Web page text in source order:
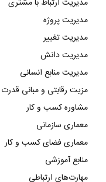
مدیریت ارتباط با مشتری
مدیریت پروژه
مدیریت تغییر
مدیریت دانش
مدیریت منابع انسانی
مزیت رقابتی و مبانی قدرت
مشاوره کسب و کار
معماری سازمانی
معماری فضای کسب و کار
منابع آموزشی
مهارت‌های ارتباطی